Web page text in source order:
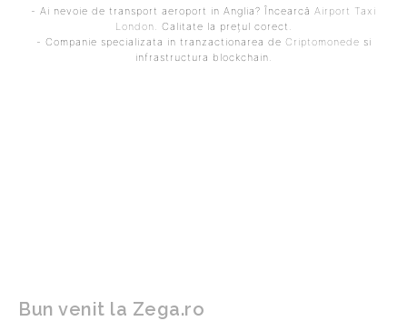
- Ai nevoie de transport aeroport in Anglia? Încearcă Airport Taxi
London . Calitate la prețul corect.
- Companie specializata in tranzactionarea de Criptomonede si
infrastructura blockchain.
Bun venit la Zega.ro